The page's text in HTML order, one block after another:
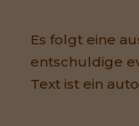
Es folgt eine
entschuldige
Text ist ein